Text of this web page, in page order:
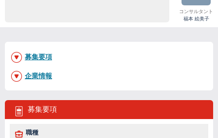
コンサルタント
福本 絵美子
募集要項
職種
募集要項
企業情報